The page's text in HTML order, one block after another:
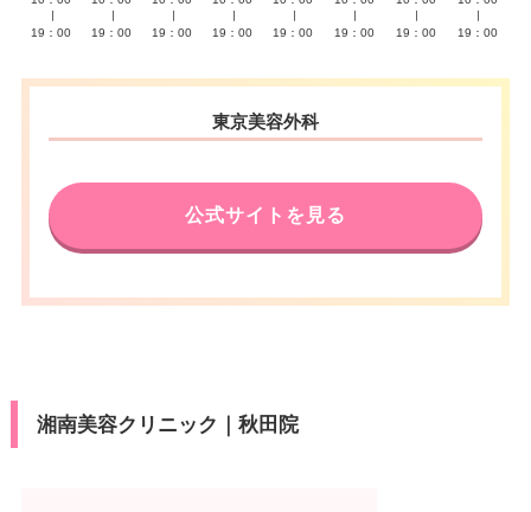
19：00
19：00
19：00
19：00
19：00
19：00
19：00
19：00
東京美容外科
公式サイトを見る
湘南美容クリニック｜秋田院